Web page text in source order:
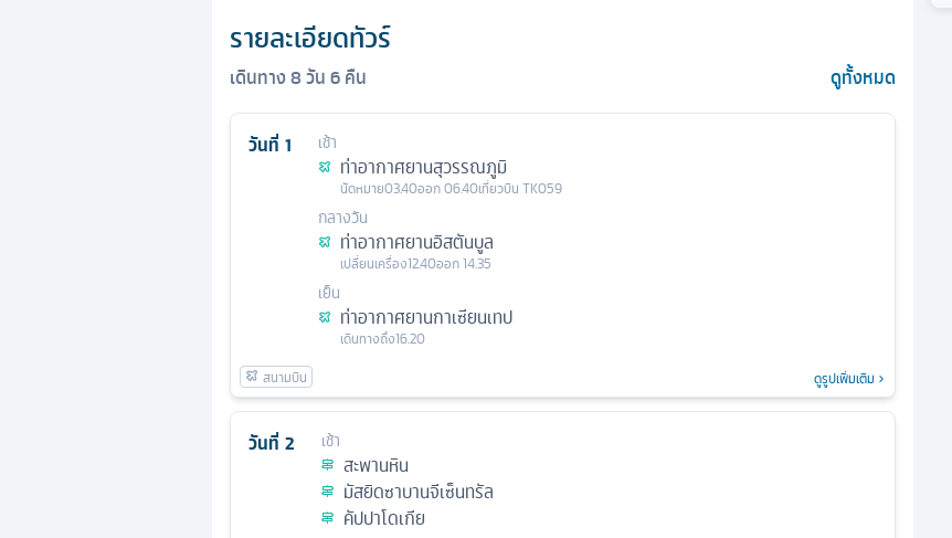
รายละเอียดทัวร์
เดินทาง8วัน6คืน ดูทั้งหมด
วันที่ 1 เช้า
ท่าอากาศยานสุวรรณภูมิ
นัดหมาย03.40ออก06.40เที่ยวบิน TK059
กลางวัน
ท่าอากาศยานอิสตันบูล
เปลี่ยนเครื่อง12.40ออก14.35
เย็น
ท่าอากาศยานกาเซียนเทป
เดินทางถึง16.20
ดูรูปเพิ่มเติม
วันที่ 2 เช้า
สะพานหิน
มัสยิดซาบานจีเซ็นทรัล
คัปปาโดเกีย